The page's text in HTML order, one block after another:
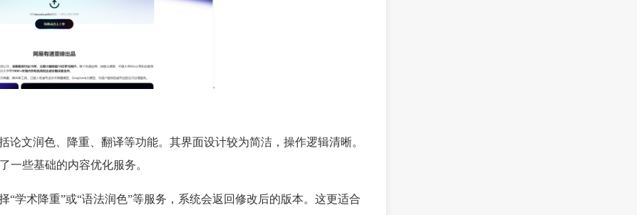
论文润色、降重、翻译等功能。其界面设计较为简洁，操作逻辑清晰。
一些基础的内容优化服务。
“学术降重”或“语法润色”等服务，系统会返回修改后的版本。这更适合